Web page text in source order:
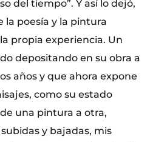
del tiempo”. Y así lo dejó,
la poesía y la pintura
propia experiencia. Un
depositando en su obra a
años y que ahora expone
como su estado
una pintura a otra,
y bajadas, mis